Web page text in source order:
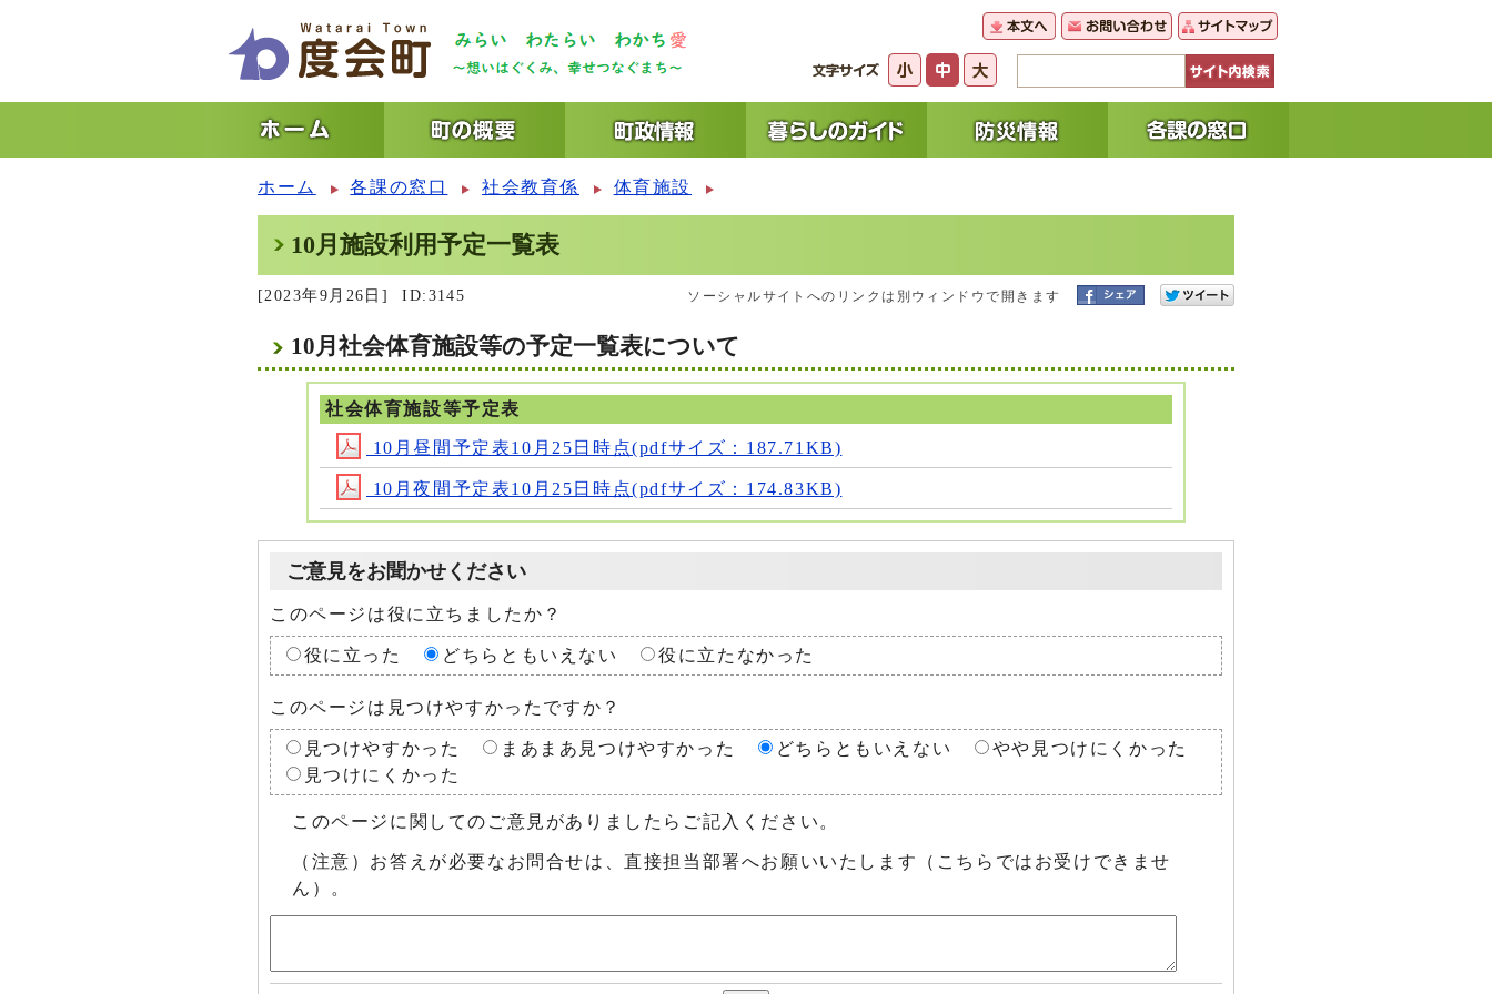
ホーム 各課の窓口 社会教育係 体育施設
10月施設利用予定一覧表
[2023年9月26日] ID:3145 ソーシャルサイトへのリンクは別ウィンドウで開きます
10月社会体育施設等の予定一覧表について
社会体育施設等予定表
10月昼間予定表10月25日時点(pdfサイズ：187.71KB)
10月夜間予定表10月25日時点(pdfサイズ：174.83KB)
ご意見をお聞かせください
このページは役に立ちましたか？
役に立った どちらともいえない 役に立たなかった
このページは見つけやすかったですか？
見つけやすかった まあまあ見つけやすかった どちらともいえない
やや見つけにくかった
見つけにくかった
このページに関してのご意見がありましたらご記入ください。
（注意）お答えが必要なお問合せは、直接担当部署へお願いいたします（こちらではお受けできませ
ん）。